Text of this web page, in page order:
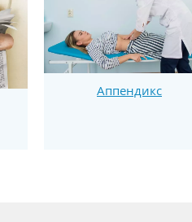
Аппендикс